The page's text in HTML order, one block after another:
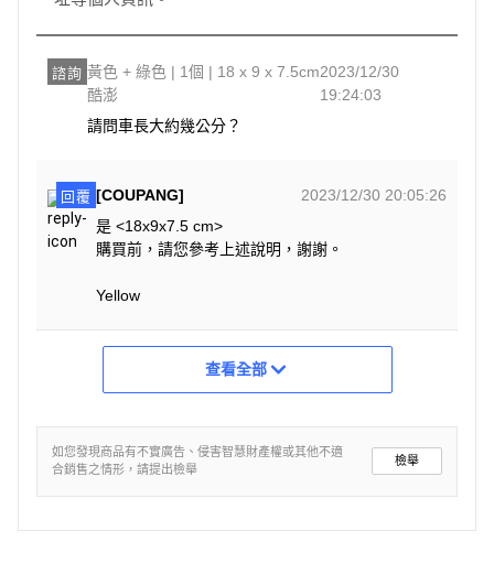
諮詢 黃色 + 綠色 | 1個 | 18 x 9 x 7.5cm
酷澎
2023/12/30
19:24:03
請問車長大約幾公分？
回覆 [COUPANG]
2023/12/30 20:05:26
是 <18x9x7.5 cm>
購買前，請您參考上述說明，謝謝。
Yellow
查看全部
如您發現商品有不實廣告、侵害智慧財產權或其他不適
合銷售之情形，請提出檢舉
檢舉